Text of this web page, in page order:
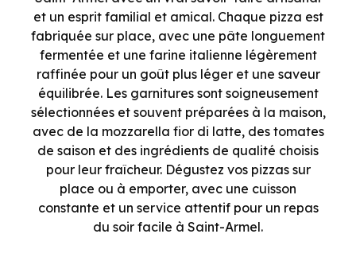
et un esprit familial et amical. Chaque pizza est
fabriquée sur place, avec une pâte longuement
fermentée et une farine italienne légèrement
raffinée pour un goût plus léger et une saveur
équilibrée. Les garnitures sont soigneusement
sélectionnées et souvent préparées à la maison,
avec de la mozzarella fior di latte, des tomates
de saison et des ingrédients de qualité choisis
pour leur fraîcheur. Dégustez vos pizzas sur
place ou à emporter, avec une cuisson
constante et un service attentif pour un repas
du soir facile à Saint-Armel.